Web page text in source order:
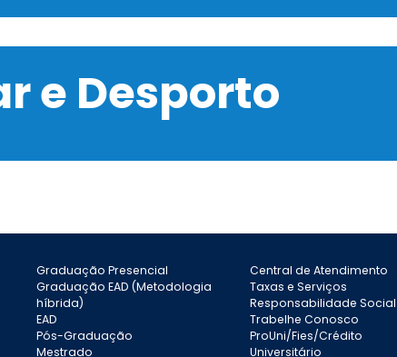
e Desporto
Graduação Presencial
Graduação EAD (Metodologia
híbrida)
EAD
Pós-Graduação
Mestrado
Central de Atendimento
Taxas e Serviços
Responsabilidade Social
Trabelhe Conosco
ProUni/Fies/Crédito
Universitário